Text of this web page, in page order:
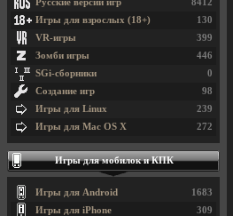
8412
Русские версии игр
130
Игры для взрослых (18+)
399
VR-игры
446
Зомби игры
0
SGi-сборники
98
Создание игр
239
Игры для Linux
272
Игры для Mac OS X
Игры для мобилок и КПК
1683
Игры для Android
309
Игры для iPhone